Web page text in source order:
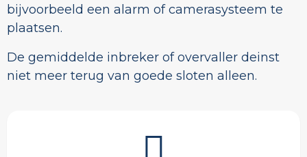
bijvoorbeeld een alarm of camerasysteem te
plaatsen.
De gemiddelde inbreker of overvaller deinst
niet meer terug van goede sloten alleen.